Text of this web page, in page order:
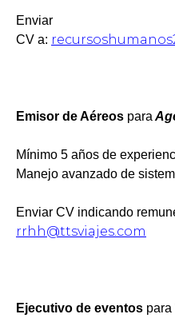
Enviar
CV a:
Emisor de Aéreos para
Mínimo 5 años de
Manejo avanzado de
Enviar CV indicando
rrhh@ttsviajes.com
Ejecutivo de eventos para